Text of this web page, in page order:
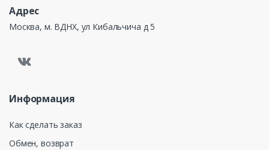
Адрес
Москва, м. ВДНХ, ул Кибальчича д 5
Информация
Как сделать заказ
Обмен, возврат